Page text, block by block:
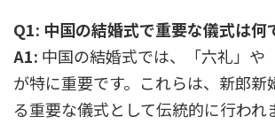
Q1: 中国の結婚式で重要な儀式は何
A1: 中国の結婚式では、「六礼」や
が特に重要です。これらは、新郎新
る重要な儀式として伝統的に行われ